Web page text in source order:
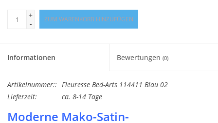
Vertrag widerrufen
Marken
+
-
ZUM WARENKORB HINZUFÜGEN
Informationen Bewertungen (0)
Artikelnummer:: Fleuresse Bed-Arts 114411 Blau 02
Lieferzeit:
ca. 8-14 Tage
Moderne Mako-Satin-